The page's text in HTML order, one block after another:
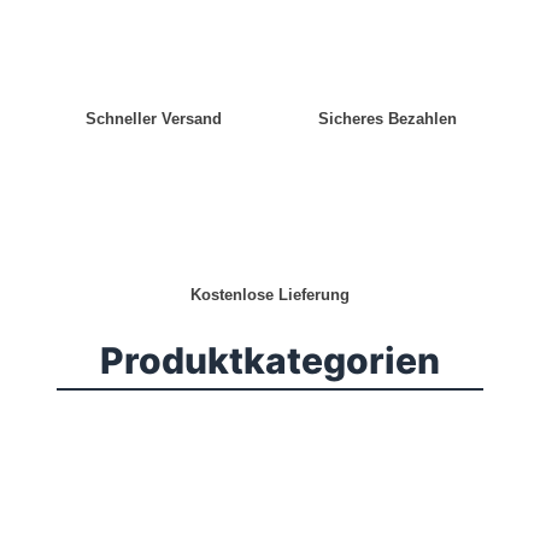
Schneller Versand Sicheres Bezahlen
Kostenlose Lieferung
Produktkategorien